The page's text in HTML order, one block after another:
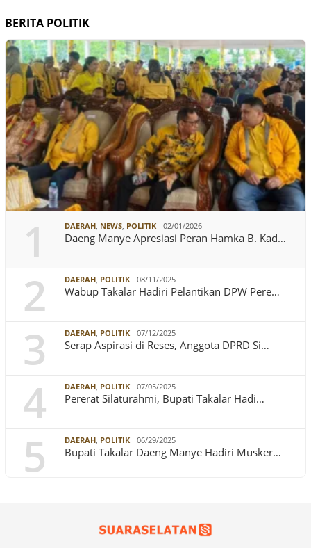
BERITA POLITIK
1 DAERAH, NEWS, POLITIK 02/01/2026
Daeng Manye Apresiasi Peran Hamka B. Kad…
2 DAERAH, POLITIK 08/11/2025
Wabup Takalar Hadiri Pelantikan DPW Pere…
3 DAERAH, POLITIK 07/12/2025
Serap Aspirasi di Reses, Anggota DPRD Si…
4 DAERAH, POLITIK 07/05/2025
Pererat Silaturahmi, Bupati Takalar Hadi…
5 DAERAH, POLITIK 06/29/2025
Bupati Takalar Daeng Manye Hadiri Musker…